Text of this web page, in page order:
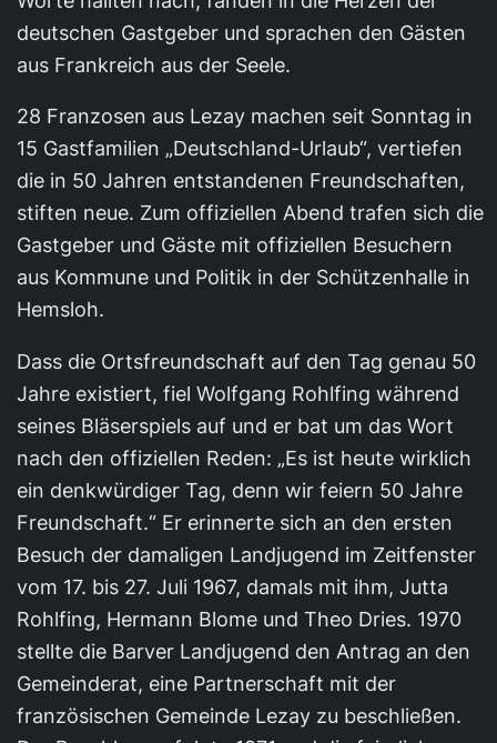
deutschen Gastgeber und sprachen den Gästen
aus Frankreich aus der Seele.
28 Franzosen aus Lezay machen seit Sonntag in
15 Gastfamilien „Deutschland-Urlaub“, vertiefen
die in 50 Jahren entstandenen Freundschaften,
stiften neue. Zum offiziellen Abend trafen sich die
Gastgeber und Gäste mit offiziellen Besuchern
aus Kommune und Politik in der Schützenhalle in
Hemsloh.
Dass die Ortsfreundschaft auf den Tag genau 50
Jahre existiert, fiel Wolfgang Rohlfing während
seines Bläserspiels auf und er bat um das Wort
nach den offiziellen Reden: „Es ist heute wirklich
ein denkwürdiger Tag, denn wir feiern 50 Jahre
Freundschaft.“ Er erinnerte sich an den ersten
Besuch der damaligen Landjugend im Zeitfenster
vom 17. bis 27. Juli 1967, damals mit ihm, Jutta
Rohlfing, Hermann Blome und Theo Dries. 1970
stellte die Barver Landjugend den Antrag an den
Gemeinderat, eine Partnerschaft mit der
französischen Gemeinde Lezay zu beschließen.